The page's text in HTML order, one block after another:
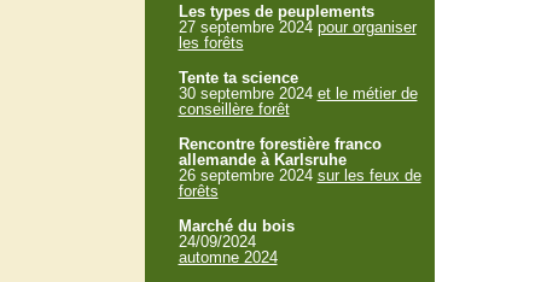
Les types de peuplements
27 septembre 2024 pour organiser
les forêts
Tente ta science
30 septembre 2024 et le métier de
conseillère forêt
Rencontre forestière franco
allemande à Karlsruhe
26 septembre 2024 sur les feux de
forêts
Marché du bois
24/09/2024
automne 2024